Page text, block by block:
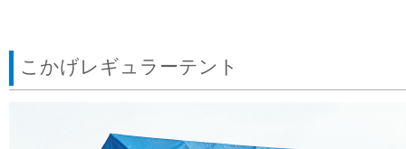
こかげレギュラーテント